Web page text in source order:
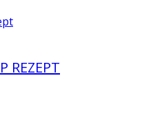
REZEPT